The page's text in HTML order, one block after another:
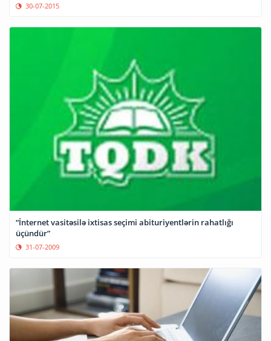
30-07-2015
“İnternet vasitəsilə ixtisas seçimi abituriyentlərin rahatlığı
üçündür”
31-07-2009